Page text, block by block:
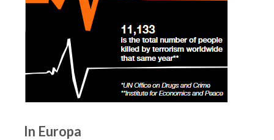
In Europa